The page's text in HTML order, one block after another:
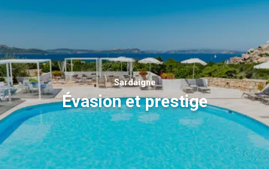
Sardaigne
Évasion et prestige